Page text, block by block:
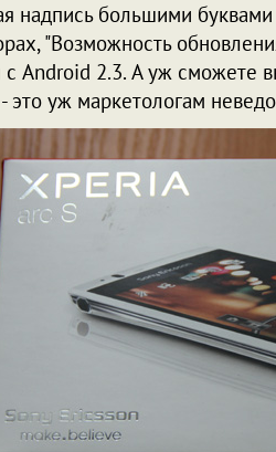
надпись большими
"Возможность
Android 2.3. А уж сможете
это уж маркетологам